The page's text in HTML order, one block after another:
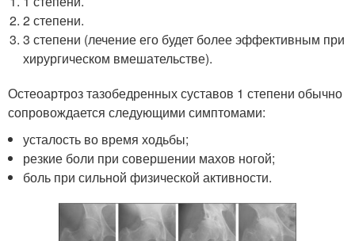
2 степени.
3 степени (лечение его будет более эффективным при
хирургическом вмешательстве).
Остеоартроз тазобедренных суставов 1 степени обычно
сопровождается следующими симптомами:
усталость во время ходьбы;
резкие боли при совершении махов ногой;
боль при сильной физической активности.